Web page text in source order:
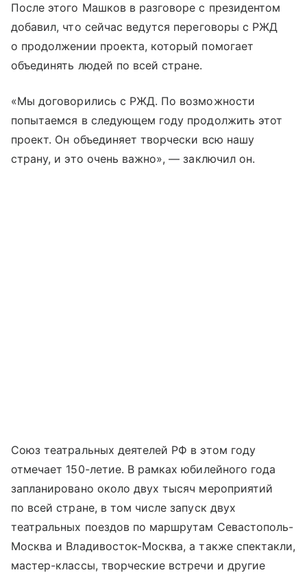
После этого Машков в разговоре с президентом
добавил, что сейчас ведутся переговоры с РЖД
о продолжении проекта, который помогает
объединять людей по всей стране.
«Мы договорились с РЖД. По возможности
попытаемся в следующем году продолжить этот
проект. Он объединяет творчески всю нашу
страну, и это очень важно», — заключил он.
Союз театральных деятелей РФ в этом году
отмечает 150-летие. В рамках юбилейного года
запланировано около двух тысяч мероприятий
по всей стране, в том числе запуск двух
театральных поездов по маршрутам Севастополь-
Москва и Владивосток-Москва, а также спектакли,
мастер-классы, творческие встречи и другие